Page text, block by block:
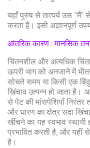
यहाँ पुरुष से तात्पर्य उस
करता है। इसी अज्ञानपूर्ण
आंतरिक कारण : मानसिक
चिंतनशील और अत्यधिक
ऊपरी भाग को अनजाने में
सोचते समय या किसी एक बिंदु
खिंचाव उत्पन्न हो जाता है।
से पेट की मांसपेशियाँ निरंतर
और धारण का क्षेत्र सदा
खींचने का यह स्वभाव स्थायी
प्रभावित करती है, और यहीं
है।